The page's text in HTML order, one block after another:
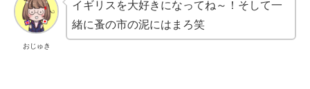
おじゅき
イギリスを大好きになってね～！そして一
緒に蚤の市の泥にはまろ笑